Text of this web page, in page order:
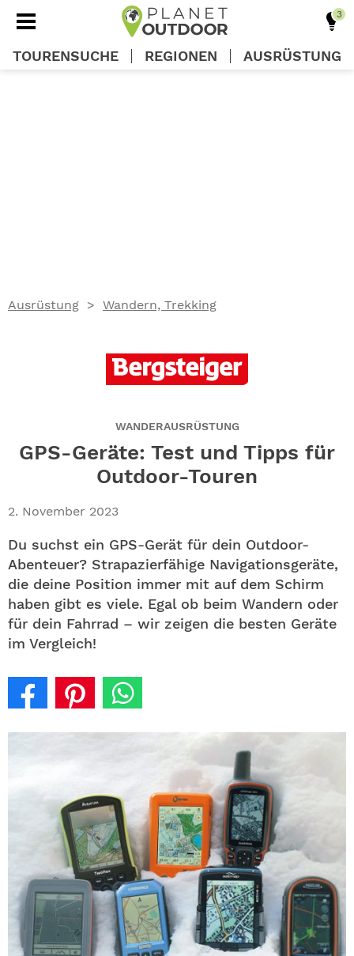
Ausrüstung Wandern, Trekking
WANDERAUSRÜSTUNG
GPS-Geräte: Test und Tipps für
Outdoor-Touren
2. November 2023
Du suchst ein GPS-Gerät für dein Outdoor-
Abenteuer? Strapazierfähige Navigationsgeräte,
die deine Position immer mit auf dem Schirm
haben gibt es viele. Egal ob beim Wandern oder
für dein Fahrrad – wir zeigen die besten Geräte
im Vergleich!
TOURENSUCHE REGIONEN AUSRÜSTUNG
NEWSLETTER
ALLE THEMEN